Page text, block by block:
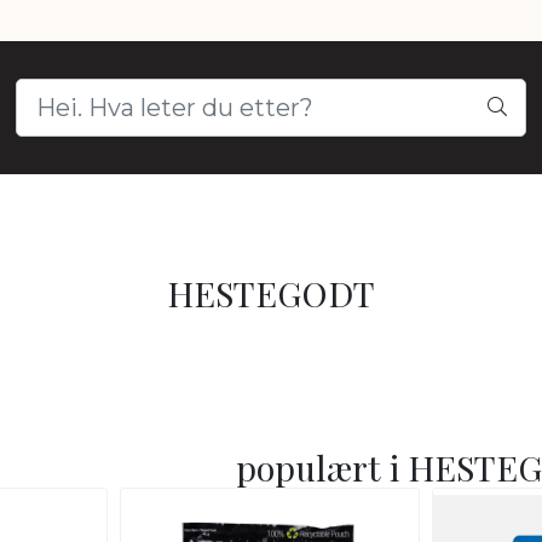
HESTEGODT
populært i